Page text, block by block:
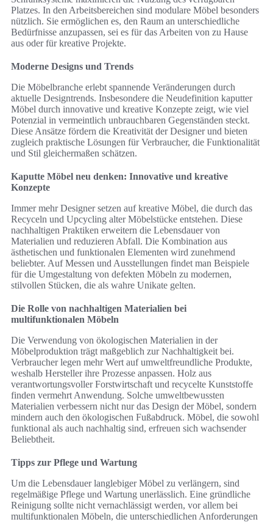
Platzes. In den Arbeitsbereichen sind modulare Möbel besonders
nützlich. Sie ermöglichen es, den Raum an unterschiedliche
Bedürfnisse anzupassen, sei es für das Arbeiten von zu Hause
aus oder für kreative Projekte.
Moderne Designs und Trends
Die Möbelbranche erlebt spannende Veränderungen durch
aktuelle Designtrends. Insbesondere die Neudefinition kaputter
Möbel durch innovative und kreative Konzepte zeigt, wie viel
Potenzial in vermeintlich unbrauchbaren Gegenständen steckt.
Diese Ansätze fördern die Kreativität der Designer und bieten
zugleich praktische Lösungen für Verbraucher, die Funktionalität
und Stil gleichermaßen schätzen.
Kaputte Möbel neu denken: Innovative und kreative
Konzepte
Immer mehr Designer setzen auf kreative Möbel, die durch das
Recyceln und Upcycling alter Möbelstücke entstehen. Diese
nachhaltigen Praktiken erweitern die Lebensdauer von
Materialien und reduzieren Abfall. Die Kombination aus
ästhetischen und funktionalen Elementen wird zunehmend
beliebter. Auf Messen und Ausstellungen findet man Beispiele
für die Umgestaltung von defekten Möbeln zu modernen,
stilvollen Stücken, die als wahre Unikate gelten.
Die Rolle von nachhaltigen Materialien bei
multifunktionalen Möbeln
Die Verwendung von ökologischen Materialien in der
Möbelproduktion trägt maßgeblich zur Nachhaltigkeit bei.
Verbraucher legen mehr Wert auf umweltfreundliche Produkte,
weshalb Hersteller ihre Prozesse anpassen. Holz aus
verantwortungsvoller Forstwirtschaft und recycelte Kunststoffe
finden vermehrt Anwendung. Solche umweltbewussten
Materialien verbessern nicht nur das Design der Möbel, sondern
mindern auch den ökologischen Fußabdruck. Möbel, die sowohl
funktional als auch nachhaltig sind, erfreuen sich wachsender
Beliebtheit.
Tipps zur Pflege und Wartung
Um die Lebensdauer langlebiger Möbel zu verlängern, sind
regelmäßige Pflege und Wartung unerlässlich. Eine gründliche
Reinigung sollte nicht vernachlässigt werden, vor allem bei
multifunktionalen Möbeln, die unterschiedlichen Anforderungen